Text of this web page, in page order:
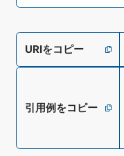
URIをコピー
引用例をコピー